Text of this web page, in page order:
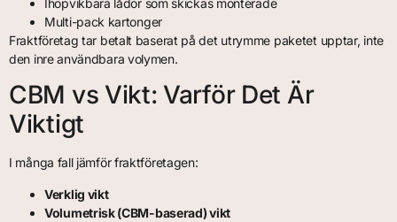
Multi-pack kartonger
Fraktföretag tar betalt baserat på det utrymme paketet upptar, inte
den inre användbara volymen.
CBM vs Vikt: Varför Det Är
Viktigt
I många fall jämför fraktföretagen:
Verklig vikt
Volumetrisk (CBM-baserad) vikt